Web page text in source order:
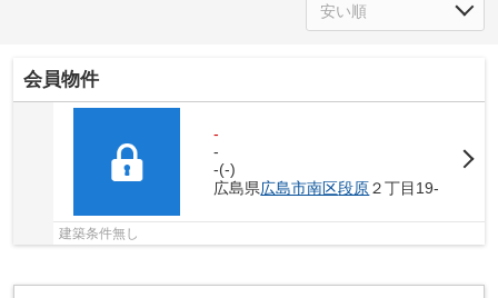
会員物件
-
-
-(-)
広島県広島市南区段原２丁目19-
建築条件無し